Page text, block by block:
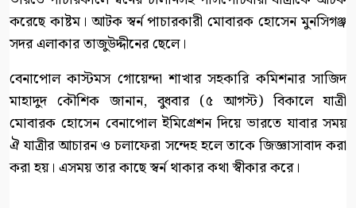
করেছে কাষ্টম। আটক স্বর্ন পাচারকারী মোবারক হোসেন মুনসিগঞ্জ
সদর এলাকার তাজুউদ্দীনের ছেলে।
বেনাপোল কাস্টমস গোয়েন্দা শাখার সহকারি কমিশনার সাজিদ
মাহাদুদ কৌশিক জানান, বুধবার (৫ আগস্ট) বিকালে যাত্রী
মোবারক হোসেন বেনাপোল ইমিগ্রেশন দিয়ে ভারতে যাবার সময়
ঐ যাত্রীর আচারন ও চলাফেরা সন্দেহ হলে তাকে জিজ্ঞাসাবাদ করা
করা হয়। এসময় তার কাছে স্বর্ন থাকার কথা স্বীকার করে।